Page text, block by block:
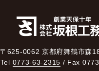
〒625-0062 京都府舞鶴市森
Tel 0773-63-2315 / Fax